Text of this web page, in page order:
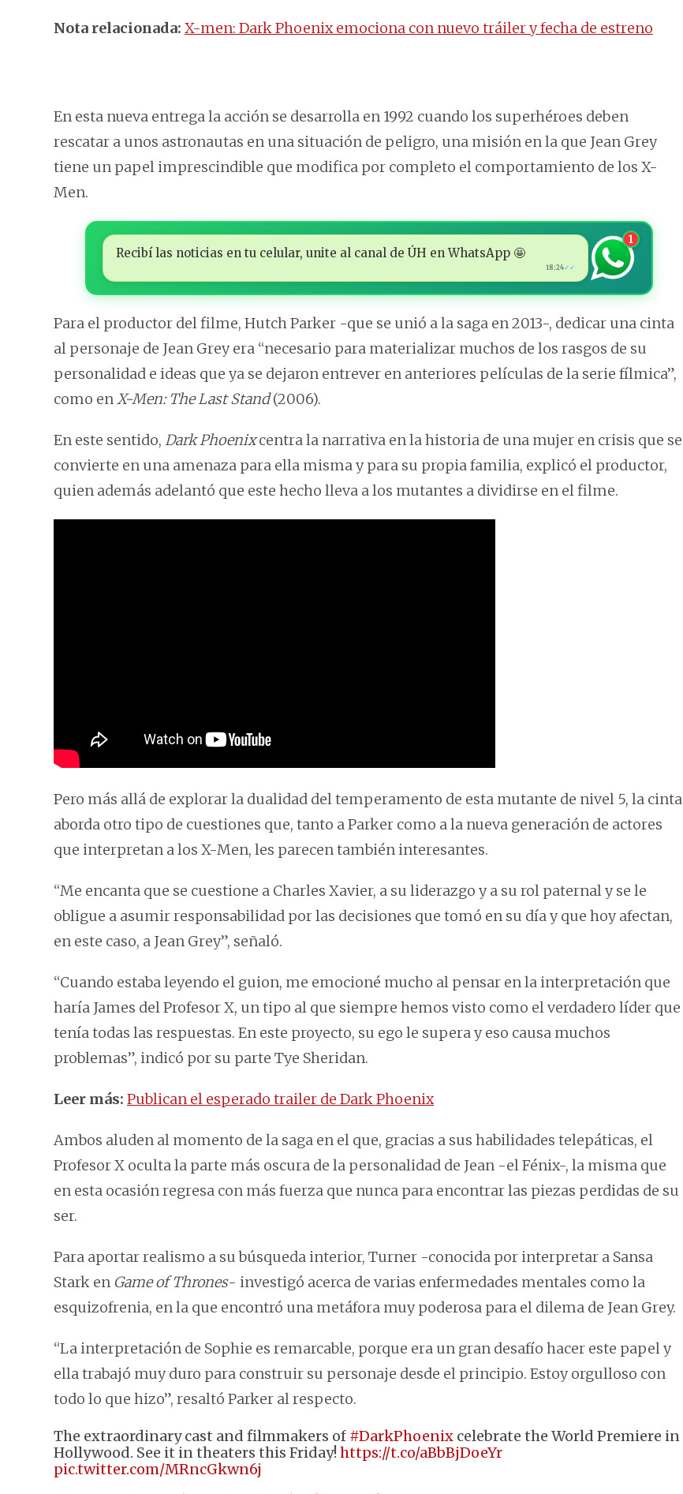
Nota relacionada: X-men: Dark Phoenix emociona con nuevo tráiler y fecha de estreno
En esta nueva entrega la acción se desarrolla en 1992 cuando los superhéroes deben
rescatar a unos astronautas en una situación de peligro, una misión en la que Jean Grey
tiene un papel imprescindible que modifica por completo el comportamiento de los X-
Men.
Recibí las noticias en tu celular, unite al canal de ÚH en WhatsApp 🤩
18:24✓✓
1
Para el productor del filme, Hutch Parker -que se unió a la saga en 2013-, dedicar una cinta
al personaje de Jean Grey era “necesario para materializar muchos de los rasgos de su
personalidad e ideas que ya se dejaron entrever en anteriores películas de la serie fílmica”,
como enX-Men: The Last Stand(2006).
En este sentido, Dark Phoenixcentra la narrativa en la historia de una mujer en crisis que se
convierte en una amenaza para ella misma y para su propia familia, explicó el productor,
quien además adelantó que este hecho lleva a los mutantes a dividirse en el filme.
Pero más allá de explorar la dualidad del temperamento de esta mutante de nivel 5, la cinta
aborda otro tipo de cuestiones que, tanto a Parker como a la nueva generación de actores
que interpretan a los X-Men, les parecen también interesantes.
“Me encanta que se cuestione a Charles Xavier, a su liderazgo y a su rol paternal y se le
obligue a asumir responsabilidad por las decisiones que tomó en su día y que hoy afectan,
en este caso, a Jean Grey”, señaló.
“Cuando estaba leyendo el guion, me emocioné mucho al pensar en la interpretación que
haría James del Profesor X, un tipo al que siempre hemos visto como el verdadero líder que
tenía todas las respuestas. En este proyecto, su ego le supera y eso causa muchos
problemas”, indicó por su parte Tye Sheridan.
Leer más: Publican el esperado trailer de Dark Phoenix
Ambos aluden al momento de la saga en el que, gracias a sus habilidades telepáticas, el
Profesor X oculta la parte más oscura de la personalidad de Jean -el Fénix-, la misma que
en esta ocasión regresa con más fuerza que nunca para encontrar las piezas perdidas de su
ser.
Para aportar realismo a su búsqueda interior, Turner -conocida por interpretar a Sansa
Stark en Game of Thrones- investigó acerca de varias enfermedades mentales como la
esquizofrenia, en la que encontró una metáfora muy poderosa para el dilema de Jean Grey.
“La interpretación de Sophie es remarcable, porque era un gran desafío hacer este papel y
ella trabajó muy duro para construir su personaje desde el principio. Estoy orgulloso con
todo lo que hizo”, resaltó Parker al respecto.
The extraordinary cast and filmmakers of #DarkPhoenix celebrate the World Premiere in
Hollywood. See it in theaters this Friday! https://t.co/aBbBjDoeYr
pic.twitter.com/MRncGkwn6j